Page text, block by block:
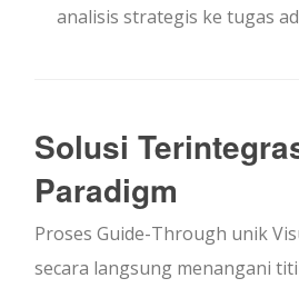
analisis strategis ke tugas
Solusi
Paradigm
Proses Guide-Through unik
secara langsung menangani